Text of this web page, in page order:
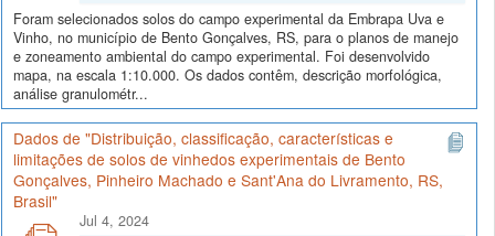
Foram selecionados solos do campo experimental da Embrapa Uva e
Vinho, no município de Bento Gonçalves, RS, para o planos de manejo
e zoneamento ambiental do campo experimental. Foi desenvolvido
mapa, na escala 1:10.000. Os dados contêm, descrição morfológica,
análise granulométr...
Dados de "Distribuição, classificação, características e
limitações de solos de vinhedos experimentais de Bento
Gonçalves, Pinheiro Machado e Sant'Ana do Livramento, RS,
Brasil"
Jul 4, 2024